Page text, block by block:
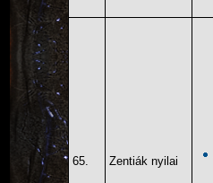
65. Zentiák nyilai